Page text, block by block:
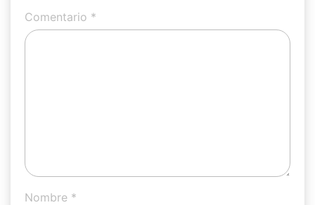
Comentario *
Nombre *